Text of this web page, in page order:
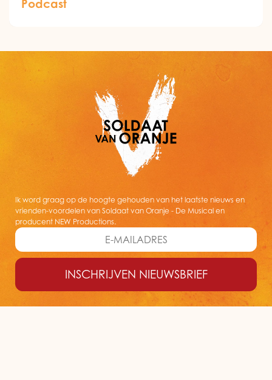
Podcast
Ik word graag op de hoogte gehouden van het laatste nieuws en
vrienden-voordelen van Soldaat van Oranje - De Musical en
producent NEW Productions.
INSCHRIJVEN NIEUWSBRIEF